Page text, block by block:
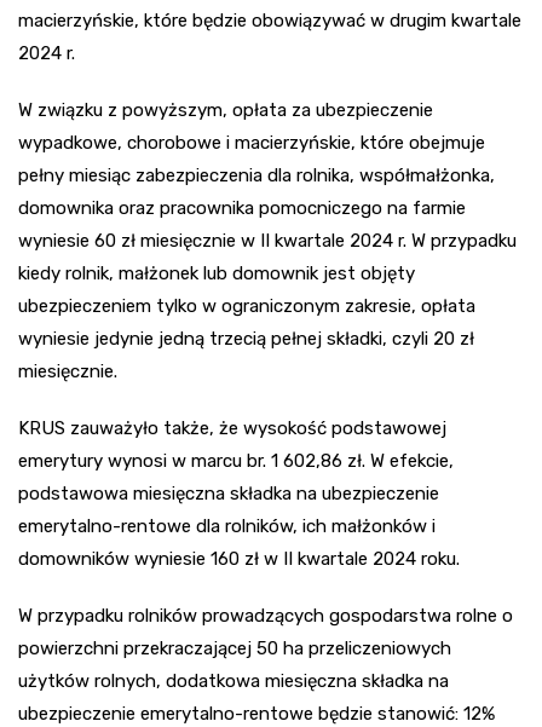
macierzyńskie, które będzie obowiązywać w drugim kwartale
2024 r.
W związku z powyższym, opłata za ubezpieczenie
wypadkowe, chorobowe i macierzyńskie, które obejmuje
pełny miesiąc zabezpieczenia dla rolnika, współmałżonka,
domownika oraz pracownika pomocniczego na farmie
wyniesie 60 zł miesięcznie w II kwartale 2024 r. W przypadku
kiedy rolnik, małżonek lub domownik jest objęty
ubezpieczeniem tylko w ograniczonym zakresie, opłata
wyniesie jedynie jedną trzecią pełnej składki, czyli 20 zł
miesięcznie.
KRUS zauważyło także, że wysokość podstawowej
emerytury wynosi w marcu br. 1 602,86 zł. W efekcie,
podstawowa miesięczna składka na ubezpieczenie
emerytalno-rentowe dla rolników, ich małżonków i
domowników wyniesie 160 zł w II kwartale 2024 roku.
W przypadku rolników prowadzących gospodarstwa rolne o
powierzchni przekraczającej 50 ha przeliczeniowych
użytków rolnych, dodatkowa miesięczna składka na
ubezpieczenie emerytalno-rentowe będzie stanowić: 12%